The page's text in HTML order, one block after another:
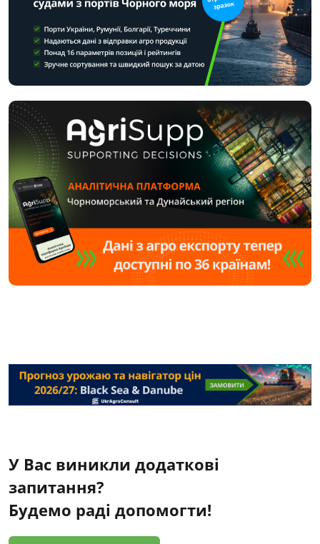
У Вас виникли додаткові
запитання?
Будемо раді допомогти!